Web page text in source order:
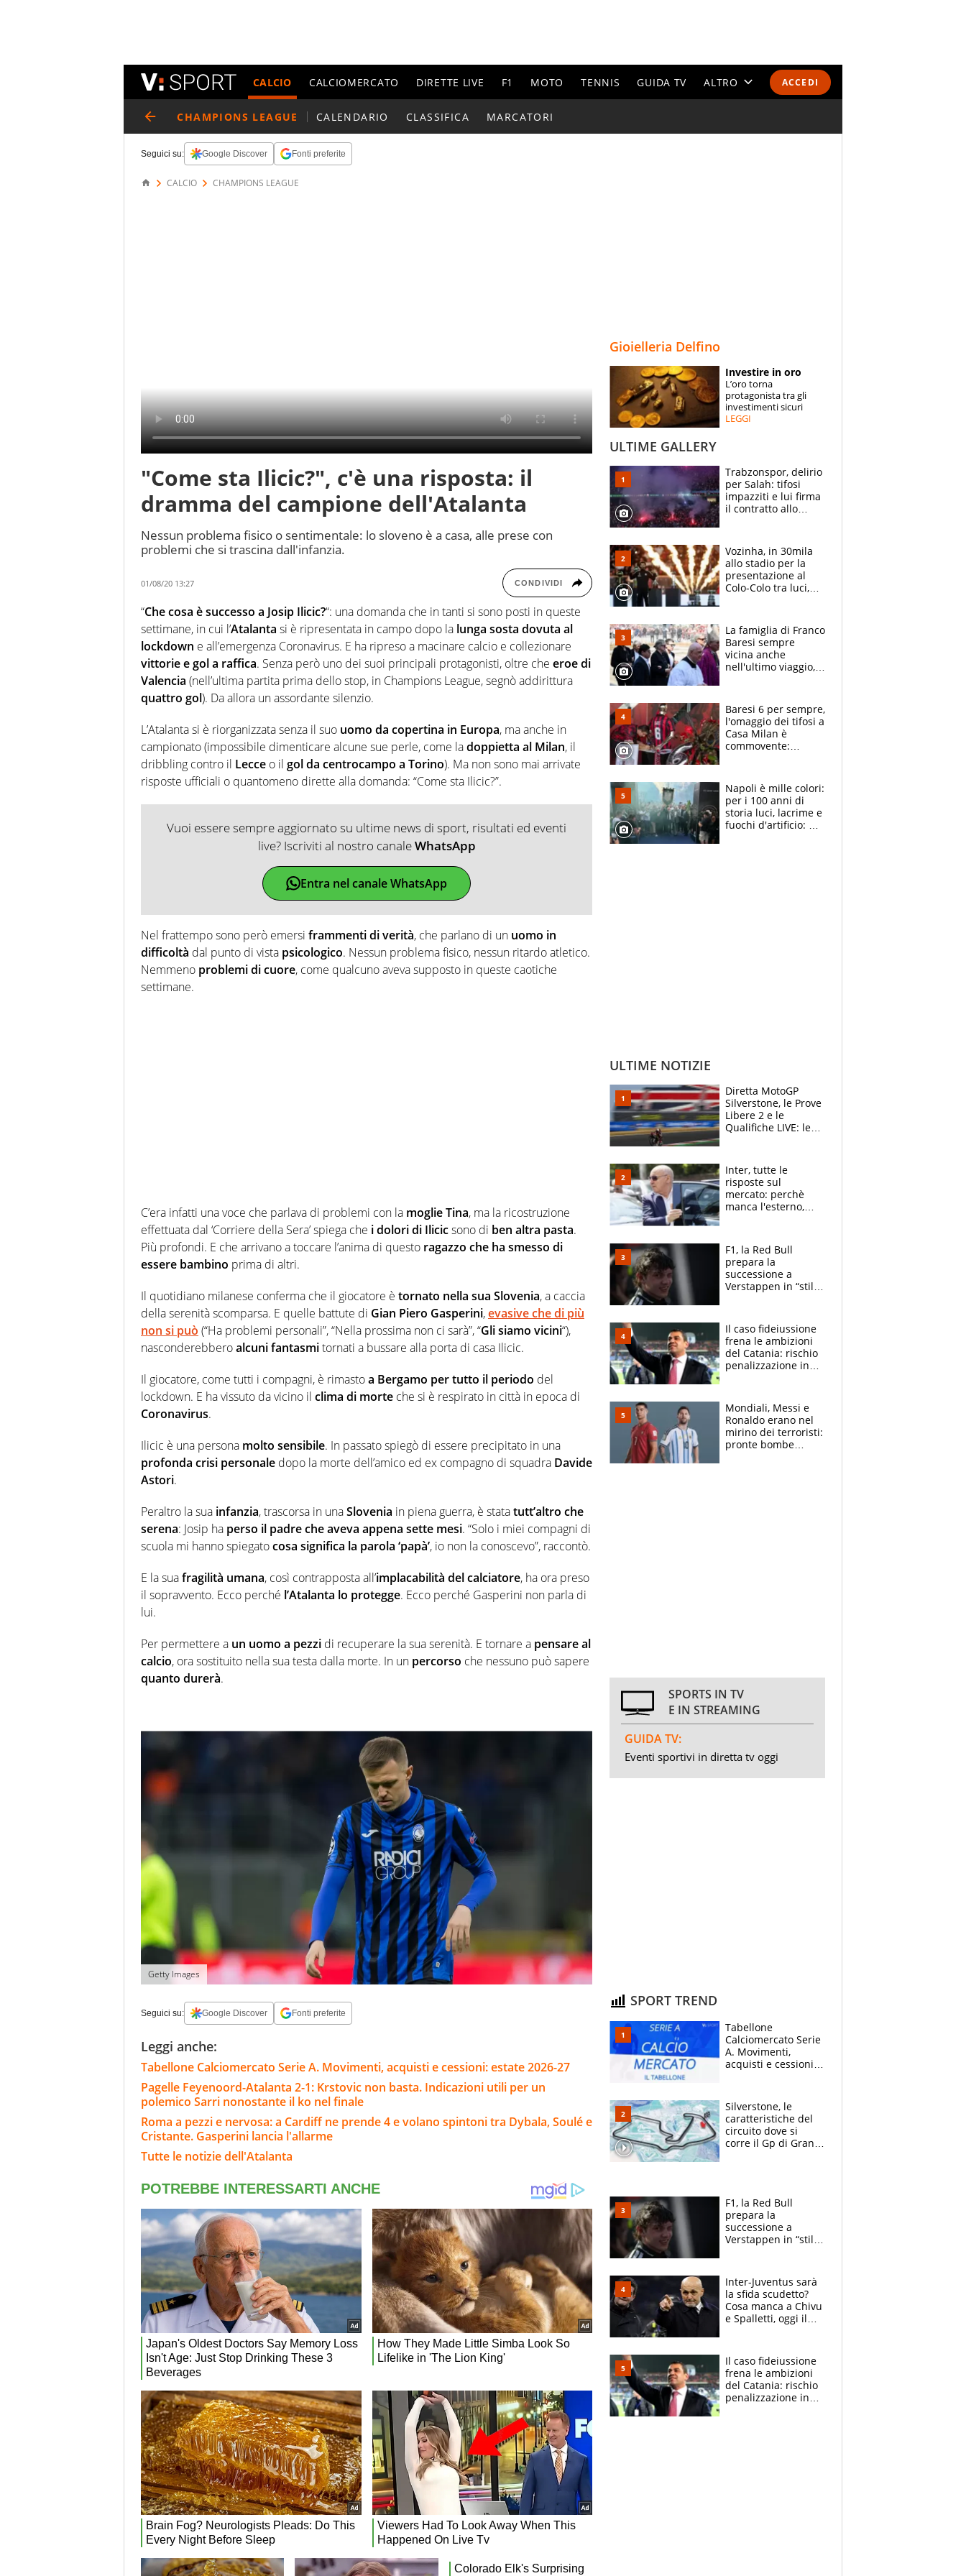
ACCEDI
CALCIO CALCIOMERCATO DIRETTE LIVE F1 MOTO TENNIS GUIDA TV ALTRO
ESPERTI
CONTATTI
CHAMPIONS LEAGUE CALENDARIO CLASSIFICA MARCATORI
Seguici su: Google Discover Fonti preferite
CALCIO CHAMPIONS LEAGUE
"Come sta Ilicic?", c'è una risposta: il
dramma del campione dell'Atalanta
Nessun problema fisico o sentimentale: lo sloveno è a casa, alle prese con
problemi che si trascina dall'infanzia.
01/08/20 13:27 CONDIVIDI
“Che cosa è successo a Josip Ilicic?“: una domanda che in tanti si sono posti in queste
settimane, in cui l’Atalanta si è ripresentata in campo dopo la lunga sosta dovuta al
lockdown e all’emergenza Coronavirus. E ha ripreso a macinare calcio e collezionare
vittorie e gol a raffica. Senza però uno dei suoi principali protagonisti, oltre che eroe di
Valencia (nell’ultima partita prima dello stop, in Champions League, segnò addirittura
quattro gol). Da allora un assordante silenzio.
L’Atalanta si è riorganizzata senza il suo uomo da copertina in Europa, ma anche in
campionato (impossibile dimenticare alcune sue perle, come ladoppietta al Milan, il
dribbling contro il Lecce o il gol da centrocampo a Torino). Ma non sono mai arrivate
risposte ufficiali o quantomeno dirette alla domanda: “Come sta Ilicic?”.
Vuoi essere sempre aggiornato su ultime news di sport, risultati ed eventi
live? Iscriviti al nostro canaleWhatsApp
Entra nel canale WhatsApp
Nel frattempo sono però emersi frammenti di verità, che parlano di un uomo in
difficoltà dal punto di vista psicologico. Nessun problema fisico, nessun ritardo atletico.
Nemmeno problemi di cuore, come qualcuno aveva supposto in queste caotiche
settimane.
C’era infatti una voce che parlava di problemi con la moglie Tina, ma la ricostruzione
effettuata dal ‘Corriere della Sera’ spiega che i dolori di Ilicicsono di ben altra pasta.
Più profondi. E che arrivano a toccare l’anima di questo ragazzo che ha smesso di
essere bambino prima di altri.
Il quotidiano milanese conferma che il giocatore è tornato nella sua Slovenia, a caccia
della serenità scomparsa. E quelle battute di Gian Piero Gasperini,evasive che di più
non si può (“Ha problemi personali”, “Nella prossima non ci sarà”, “Gli siamo vicini“),
nasconderebberoalcuni fantasmitornati a bussare alla porta di casa Ilicic.
Il giocatore, come tutti i compagni, è rimastoa Bergamo per tutto il periodo del
lockdown. E ha vissuto da vicino il clima di morte che si è respirato in città in epoca di
Coronavirus.
Ilicic è una persona molto sensibile. In passato spiegò di essere precipitato in una
profonda crisi personale dopo la morte dell’amico ed ex compagno di squadra Davide
Astori.
Peraltro la sua infanzia, trascorsa in unaSlovenia in piena guerra, è statatutt’altro che
serena: Josip ha perso il padre che aveva appena sette mesi. “Solo i miei compagni di
scuola mi hanno spiegatocosa significa la parola ‘papà’, io non la conoscevo”, raccontò.
E la suafragilità umana, così contrapposta all’implacabilità del calciatore, ha ora preso
il sopravvento. Ecco perché l’Atalanta lo protegge. Ecco perché Gasperini non parla di
lui.
Per permettere a un uomo a pezzi di recuperare la sua serenità. E tornare a pensare al
calcio, ora sostituito nella sua testa dalla morte. In un percorso che nessuno può sapere
quanto durerà.
Getty Images
Seguici su: Google Discover Fonti preferite
Leggi anche:
Tabellone Calciomercato Serie A. Movimenti, acquisti e cessioni: estate 2026-27
Pagelle Feyenoord-Atalanta 2-1: Krstovic non basta. Indicazioni utili per un
polemico Sarri nonostante il ko nel finale
Roma a pezzi e nervosa: a Cardiff ne prende 4 e volano spintoni tra Dybala, Soulé e
Cristante. Gasperini lancia l'allarme
Tutte le notizie dell'Atalanta
Gioielleria Delfino
Investire in oro
L’oro torna
protagonista tra gli
investimenti sicuri
LEGGI
ULTIME GALLERY
Trabzonspor, delirio
per Salah: tifosi
impazziti e lui firma
il contratto allo
Vozinha, in 30mila
allo stadio per la
presentazione al
Colo-Colo tra luci,
La famiglia di Franco
Baresi sempre
vicina anche
nell'ultimo viaggio,
circondati
dall'affetto dei tifosi
Baresi 6 per sempre,
l'omaggio dei tifosi a
Casa Milan è
commovente:
bigliettini
Napoli è mille colori:
per i 100 anni di
storia luci, lacrime e
fuochi d'artificio: De
ULTIME NOTIZIE
Diretta MotoGP
Silverstone, le Prove
Libere 2 e le
Qualifiche LIVE: le
fila
Inter, tutte le
risposte sul
mercato: perchè
manca l'esterno,
vero obiettivo di
Marotta
F1, la Red Bull
prepara la
successione a
Verstappen in “stile
attacco all’Italia
Il caso fideiussione
frena le ambizioni
del Catania: rischio
penalizzazione in
Mondiali, Messi e
Ronaldo erano nel
mirino dei terroristi:
pronte bombe
SPORTS IN TV
E IN STREAMING
GUIDA TV:
Eventi sportivi in diretta tv oggi
SPORT TREND
Tabellone
Calciomercato Serie
A. Movimenti,
acquisti e cessioni:
Silverstone, le
caratteristiche del
circuito dove si
corre il Gp di Gran
F1, la Red Bull
prepara la
successione a
Verstappen in “stile
attacco all’Italia
Inter-Juventus sarà
la sfida scudetto?
Cosa manca a Chivu
e Spalletti, oggi il
Il caso fideiussione
frena le ambizioni
del Catania: rischio
penalizzazione in